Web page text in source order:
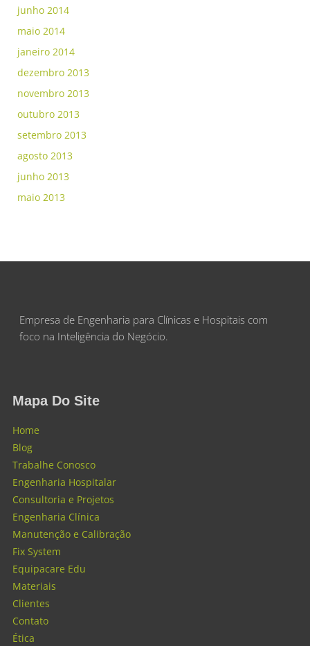
junho 2014
maio 2014
janeiro 2014
dezembro 2013
novembro 2013
outubro 2013
setembro 2013
agosto 2013
junho 2013
maio 2013
Empresa de Engenharia para Clínicas e Hospitais com
foco na Inteligência do Negócio.
Mapa Do Site
Home
Blog
Trabalhe Conosco
Engenharia Hospitalar
Consultoria e Projetos
Engenharia Clínica
Manutenção e Calibração
Fix System
Equipacare Edu
Materiais
Clientes
Contato
Ética